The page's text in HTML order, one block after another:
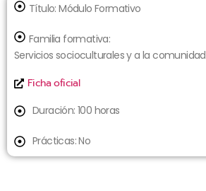
Título:Módulo Formativo
Familia formativa:
Servicios socioculturales y a la comunidad
Ficha oficial
Duración: 100 horas
Prácticas: No